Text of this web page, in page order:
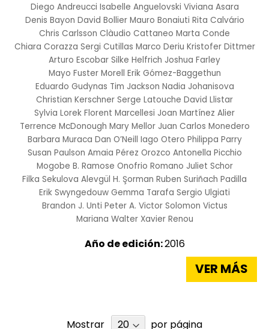
Diego Andreucci Isabelle Anguelovski Viviana Asara
Denis Bayon David Bollier Mauro Bonaiuti Rita Calvário
Chris Carlsson Clàudio Cattaneo Marta Conde
Chiara Corazza Sergi Cutillas Marco Deriu Kristofer Dittmer
Arturo Escobar Silke Helfrich Joshua Farley
Mayo Fuster Morell Erik Gómez-Baggethun
Eduardo Gudynas Tim Jackson Nadia Johanisova
Christian Kerschner Serge Latouche David Llistar
Sylvia Lorek Florent Marcellesi Joan Martínez Alier
Terrence McDonough Mary Mellor Juan Carlos Monedero
Barbara Muraca Dan O’Neill Iago Otero Philippa Parry
Susan Paulson Amaia Pérez Orozco Antonella Picchio
Mogobe B. Ramose Onofrio Romano Juliet Schor
Filka Sekulova Alevgül H. Şorman Ruben Suriñach Padilla
Erik Swyngedouw Gemma Tarafa Sergio Ulgiati
Brandon J. Unti Peter A. Victor Solomon Victus
Mariana Walter Xavier Renou
Año de edición:2016
VER MÁS
Mostrar por página